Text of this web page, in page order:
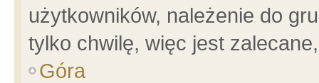
użytkowników, należenie do
tylko chwilę, więc jest
Góra